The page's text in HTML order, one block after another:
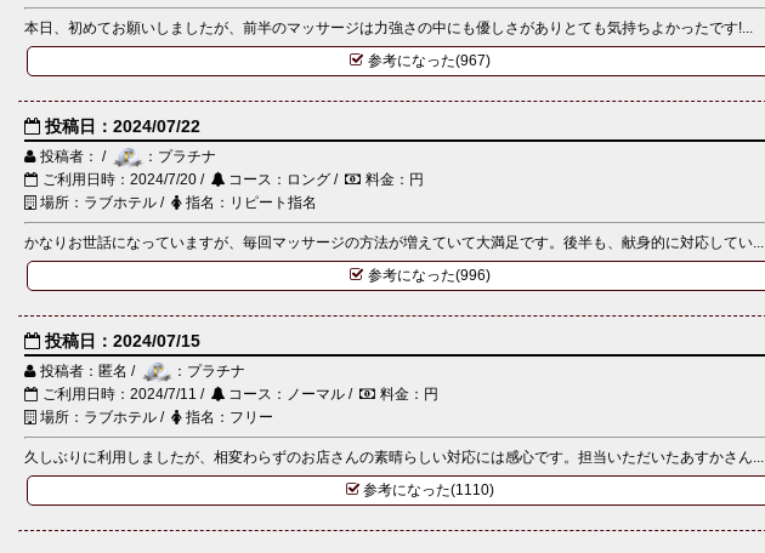
本日、初めてお願いしましたが、前半のマッサージは力強さの中にも優しさがありとても気持ちよかったです!...
参考になった(967)
投稿日：2024/07/22
投稿者： /
：プラチナ
ご利用日時：2024/7/20 /
コース：ロング /
料金：円
場所：ラブホテル /
指名：リピート指名
かなりお世話になっていますが、毎回マッサージの方法が増えていて大満足です。後半も、献身的に対応してい...
参考になった(996)
投稿日：2024/07/15
投稿者：匿名 /
：プラチナ
ご利用日時：2024/7/11 /
コース：ノーマル /
料金：円
場所：ラブホテル /
指名：フリー
久しぶりに利用しましたが、相変わらずのお店さんの素晴らしい対応には感心です。担当いただいたあすかさん...
参考になった(1110)